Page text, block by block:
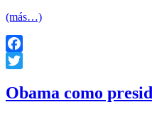
(más…)
Facebook
Obama como